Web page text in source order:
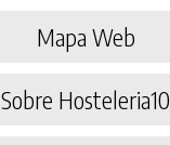
Mapa Web
Sobre Hosteleria10